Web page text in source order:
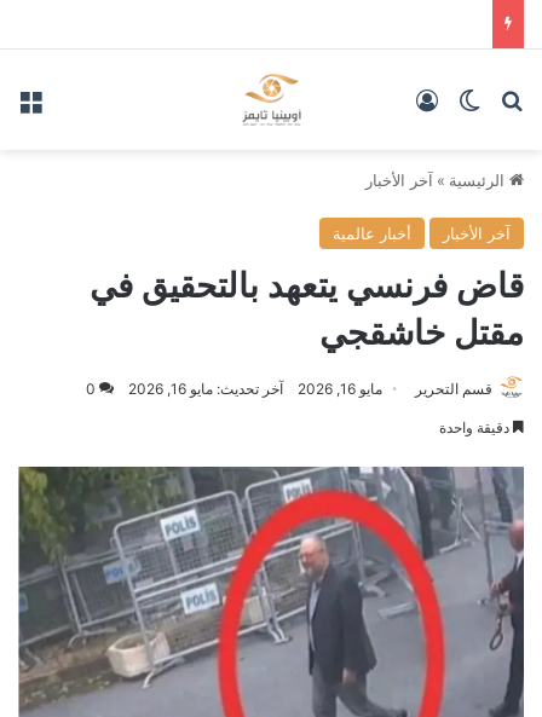
بحث عنالوضع المظلم
الرئيسية » آخر الأخبار
آخر الأخبار أخبار عالمية
قاض فرنسي يتعهد بالتحقيق في
مقتل خاشقجي
قسم التحرير مايو 16, 2026 آخر تحديث: مايو 16, 2026 0
دقيقة واحدة